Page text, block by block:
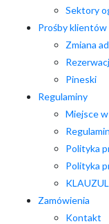
Sektory
Prośby klientów
Zmiana
Pineski
Regulaminy
Miejsce
Polityka
Polityka
Zamówienia
Kontakt